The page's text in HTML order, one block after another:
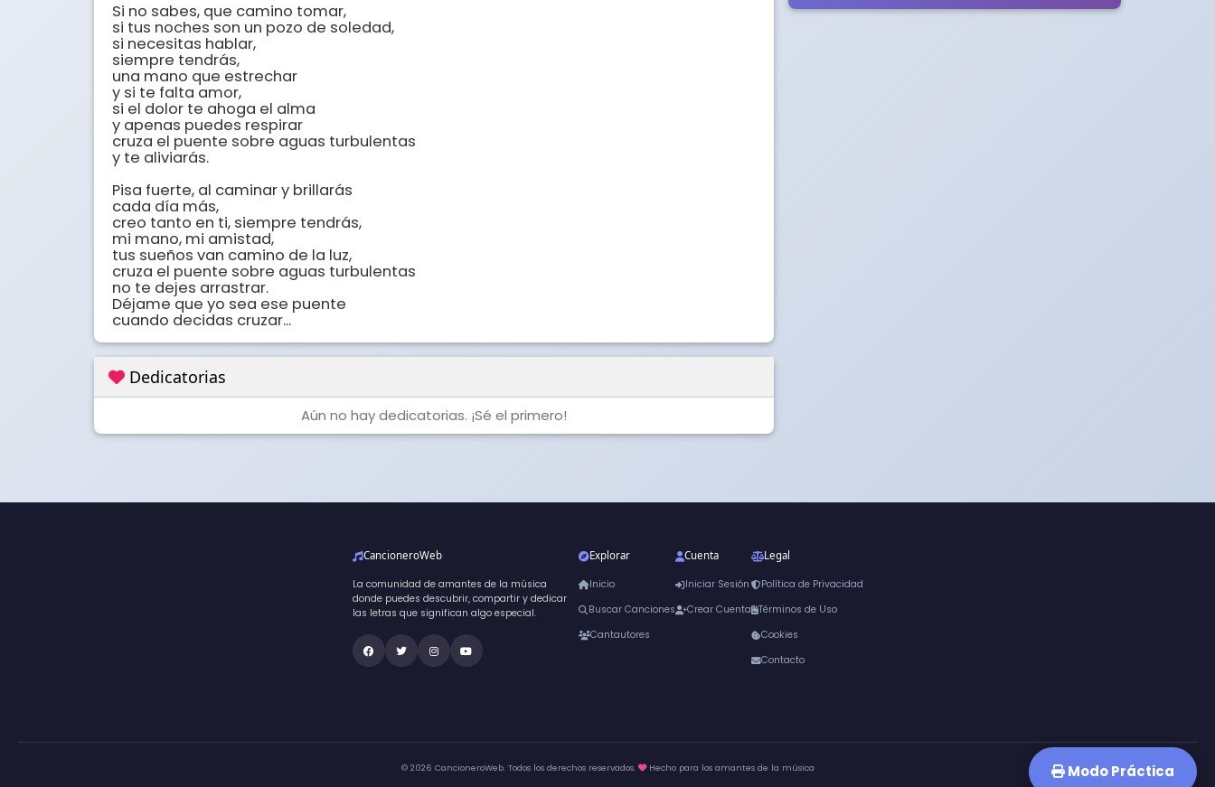
Si no sabes, que camino tomar,
si tus noches son un pozo de soledad,
si necesitas hablar,
siempre tendrás,
una mano que estrechar
y si te falta amor,
si el dolor te ahoga el alma
y apenas puedes respirar
cruza el puente sobre aguas turbulentas
y te aliviarás.
Pisa fuerte, al caminar y brillarás
cada día más,
creo tanto en ti, siempre tendrás,
mi mano, mi amistad,
tus sueños van camino de la luz,
cruza el puente sobre aguas turbulentas
no te dejes arrastrar.
Déjame que yo sea ese puente
cuando decidas cruzar...
Dedicatorias
Aún no hay dedicatorias. ¡Sé el primero!
Modo Práctica
CancioneroWeb
La comunidad de amantes de la música
donde puedes descubrir, compartir y dedicar
las letras que significan algo especial.
Explorar
Inicio
Buscar Canciones
Cantautores
Cuenta
Iniciar Sesión
Crear Cuenta
Legal
Política de Privacidad
Términos de Uso
Cookies
Contacto
© 2026 CancioneroWeb. Todos los derechos reservados. Hecho para los amantes de la música